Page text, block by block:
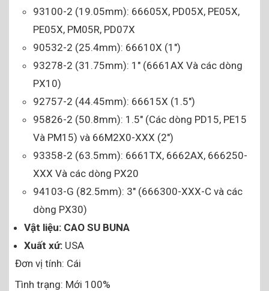
93100-2 (19.05mm): 66605X, PD05X, PE05X,
PE05X, PM05R, PD07X
90532-2 (25.4mm): 66610X (1″)
93278-2 (31.75mm): 1″ (6661AX Và các dòng
PX10)
92757-2 (44.45mm): 66615X (1.5″)
95826-2 (50.8mm): 1.5″ (Các dòng PD15, PE15
Và PM15) và 66M2X0-XXX (2″)
93358-2 (63.5mm): 6661TX, 6662AX, 666250-
XXX Và các dòng PX20
94103-G (82.5mm): 3″ (666300-XXX-C và các
dòng PX30)
Vật liệu: CAO SU BUNA
Xuất xứ: USA
Đơn vị tính: Cái
Tình trạng: Mới 100%